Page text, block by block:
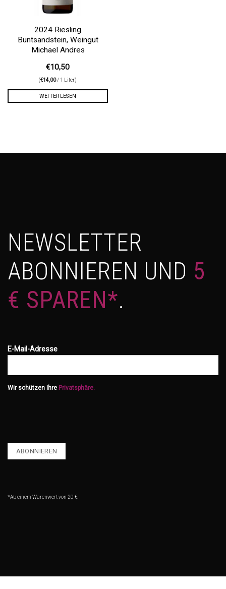
2024 Riesling
Buntsandstein, Weingut
Michael Andres
€10,50
(€14,00/ 1 Liter)
WEITERLESEN
NEWSLETTER
ABONNIEREN UND 5
€ SPAREN*.
E-Mail-Adresse
Wir schützen Ihre Privatsphäre.
*Ab einem Warenwert von 20 €.